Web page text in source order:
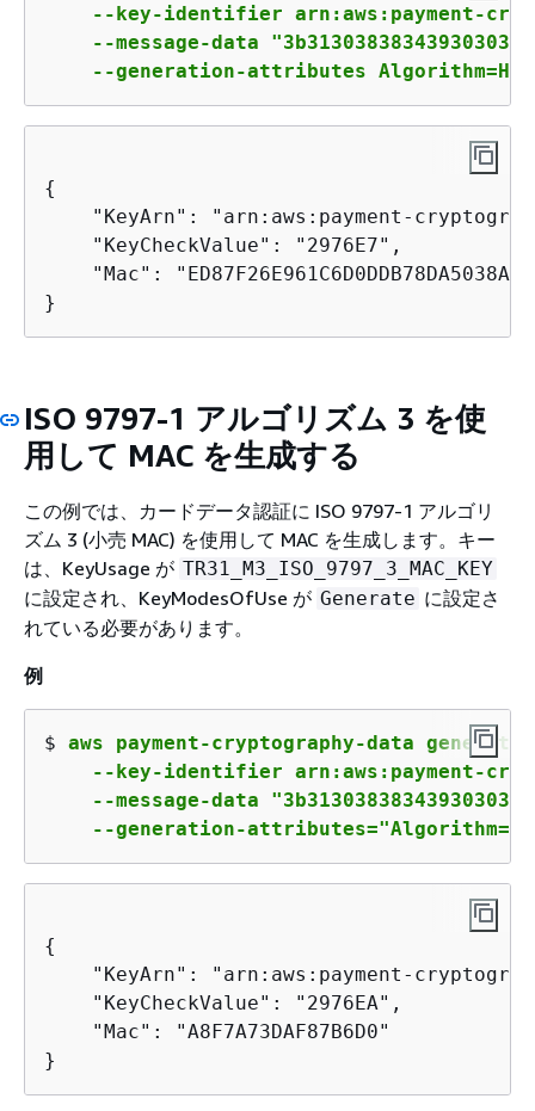
--key-identifier arn:aws:payment-
--message-data
--generation-attributes
{
"KeyArn": "arn:aws:payment-
    "KeyCheckValue": "2976E7",
"Mac":
}
ISO 9797-1 アルゴリズム 3 を使
用して MAC を生成する
この例では、カードデータ認証に ISO 9797-1 アルゴリ
ズム 3 (小売 MAC) を使用して MAC を生成します。キー
は、KeyUsage が TR31_M3_ISO_9797_3_MAC_KEY
に設定され、KeyModesOfUse が Generate に設定さ
れている必要があります。
例
$ aws payment-cryptography-data
--key-identifier arn:aws:payment-
--message-data
--generation-
{
"KeyArn": "arn:aws:payment-
    "KeyCheckValue": "2976EA",
    "Mac": "A8F7A73DAF87B6D0"
}